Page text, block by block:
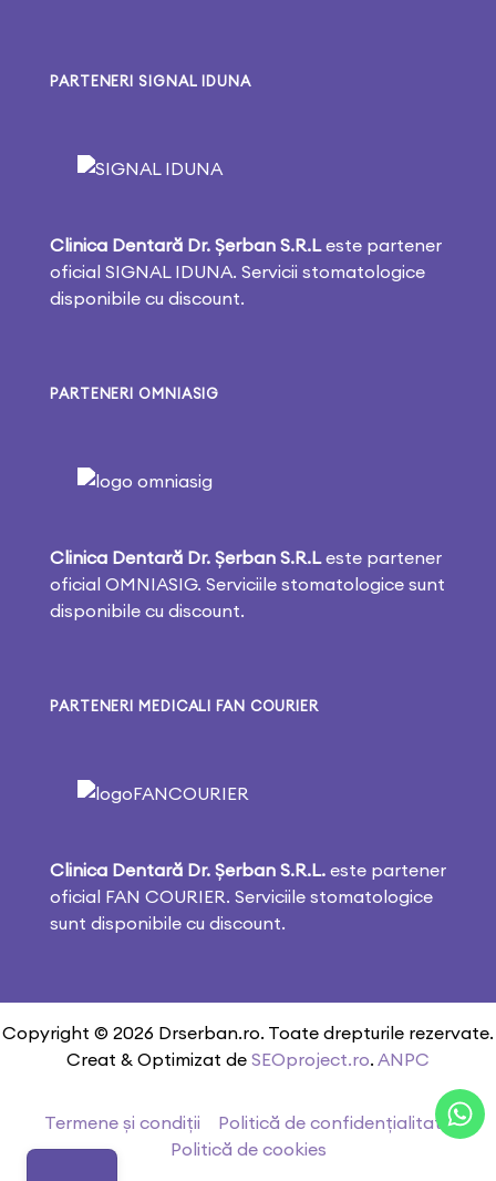
PARTENERI SIGNAL IDUNA
Clinica Dentară Dr. Șerban S.R.Leste partener
oficial SIGNAL IDUNA. Servicii stomatologice
disponibile cu discount.
PARTENERI OMNIASIG
Clinica Dentară Dr. Șerban S.R.Leste partener
oficial OMNIASIG. Serviciile stomatologice sunt
disponibile cu discount.
PARTENERI MEDICALI FAN COURIER
Clinica Dentară Dr. Șerban S.R.L. este partener
oficial FAN COURIER. Serviciile stomatologice
sunt disponibile cu discount.
Copyright © 2026 Drserban.ro. Toate drepturile rezervate.
Creat & Optimizat de SEOproject.ro. ANPC
Termene și condiții
Politică de confidențialitate
Politică de cookies